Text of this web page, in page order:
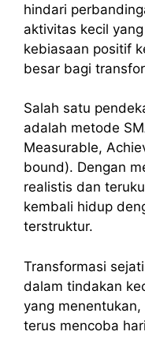
hindari
aktivitas kecil
kebiasaan positif
besar bagi
Salah satu
adalah metode
Measurable,
bound). Dengan
realistis dan
kembali hidup
terstruktur.
Transformasi
dalam tindakan
yang
terus mencoba